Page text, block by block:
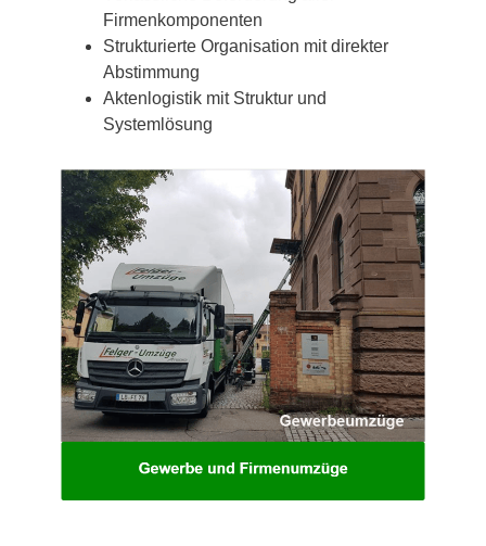
Firmenkomponenten
Strukturierte Organisation mit direkter
Abstimmung
Aktenlogistik mit Struktur und
Systemlösung